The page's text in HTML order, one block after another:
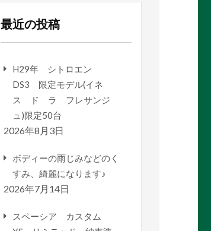
最近の投稿
H29年 シトロエン
DS3 限定モデル(イネ
ス ド ラ フレサンジ
ュ)限定50台
2026年8月3日
ボディーの雨じみなどのく
すみ、綺麗になります♪
2026年7月14日
スペーシア カスタム